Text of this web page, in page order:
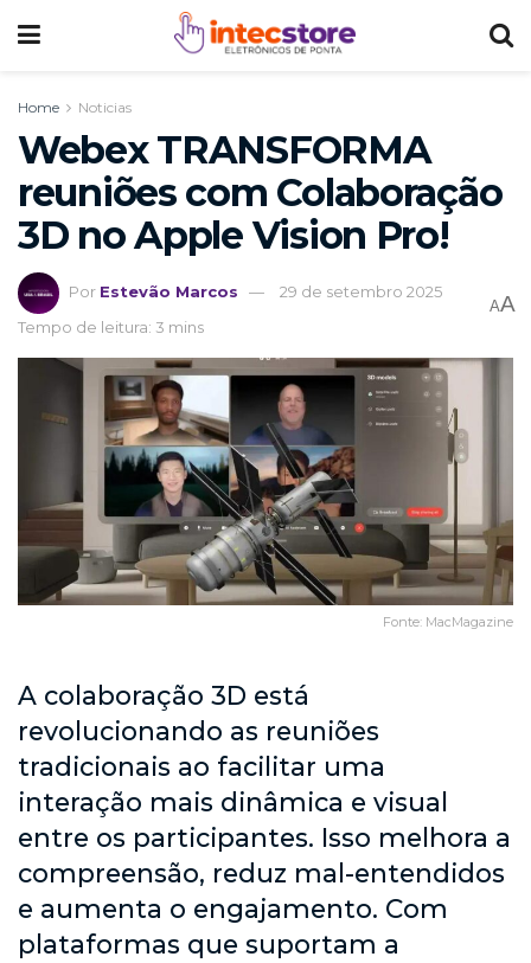
Home Noticias
Webex TRANSFORMA
reuniões com Colaboração
3D no Apple Vision Pro!
Por Estevão Marcos
29 de setembro 2025
Tempo de leitura: 3 mins
AA
Fonte: MacMagazine
A colaboração 3D está
revolucionando as reuniões
tradicionais ao facilitar uma
interação mais dinâmica e visual
entre os participantes. Isso melhora a
compreensão, reduz mal-entendidos
e aumenta o engajamento. Com
plataformas que suportam a